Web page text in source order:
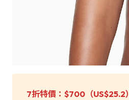
7折特價：$700（US$25.2）